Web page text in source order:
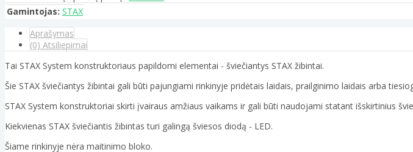
Gamintojas: STAX
Aprašymas
(0) Atsiliepimai
Tai STAX System konstruktoriaus papildomi elementai - šviečiantys STAX žibintai.
Šie STAX šviečiantys žibintai gali būti pajungiami rinkinyje pridėtais laidais, prailginimo laidais arba
STAX System konstruktoriai skirti įvairaus amžiaus vaikams ir gali būti naudojami statant išskirtinius
Kiekvienas STAX šviečiantis žibintas turi galingą šviesos diodą - LED.
Šiame rinkinyje nėra maitinimo bloko.